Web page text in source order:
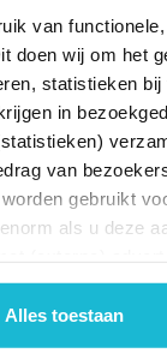
van
doen wij om het
statistieken bij
in
van
gebruikt
als u deze
U kunt
beheren of
Alles toestaan